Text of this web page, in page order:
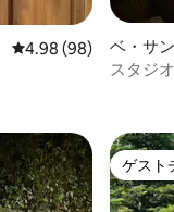
レビュー98件、5つ星
4.98 (98)
ベ・サ
スタジ
ゲスト
ゲスト